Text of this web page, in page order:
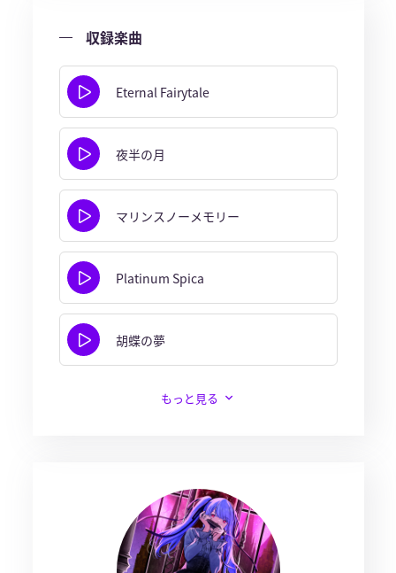
収録楽曲
Eternal Fairytale
夜半の月
マリンスノーメモリー
Platinum Spica
胡蝶の夢
もっと見る